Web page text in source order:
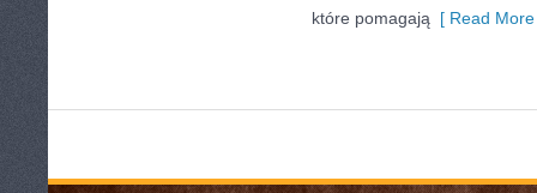
które pomagają [ Read